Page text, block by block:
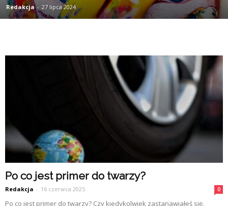
Redakcja - 27 lipca 2024
Po co jest primer do twarzy?
Redakcja - 16 czerwca 2025 0
Po co jest primer do twarzy? Czy kiedykolwiek zastanawiałeś się,